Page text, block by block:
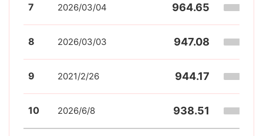
7 2026/03/04 964.65
8 2026/03/03 947.08
9 2021/2/26 944.17
10 2026/6/8 938.51